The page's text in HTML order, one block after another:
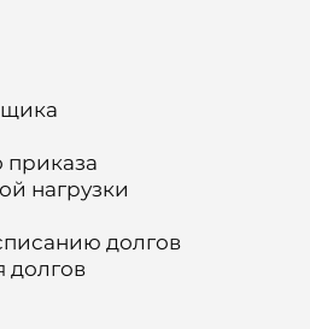
приказа
нагрузки
долгов
долгов